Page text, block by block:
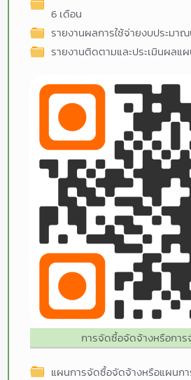
6 เดือน
รายงานผลการใช้จ่ายงบประมา
รายงานติดตามและประเมินผล
การจัดซื้อจัดจ้างหรือกา
แผนการจัดซื้อจัดจ้างหรือแผนก